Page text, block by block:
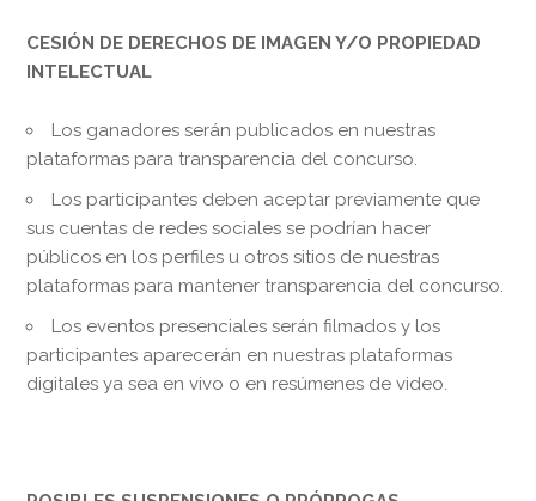
CESIÓN DE DERECHOS DE IMAGEN Y/O PROPIEDAD
INTELECTUAL
Los ganadores serán publicados en nuestras
plataformas para transparencia del concurso.
Los participantes deben aceptar previamente que
sus cuentas de redes sociales se podrían hacer
públicos en los perfiles u otros sitios de nuestras
plataformas para mantener transparencia del concurso.
Los eventos presenciales serán filmados y los
participantes aparecerán en nuestras plataformas
digitales ya sea en vivo o en resúmenes de video.